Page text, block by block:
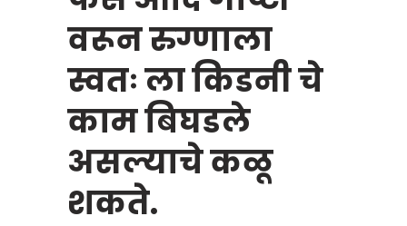
वरून रुग्णाला
स्वतः ला किडनी चे
काम बिघडले
असल्याचे कळू
शकते.